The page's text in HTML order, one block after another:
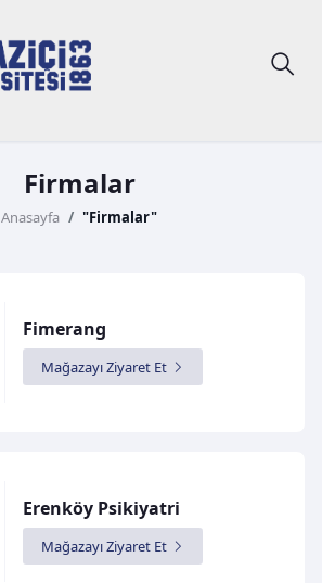
Firmalar
Anasayfa "Firmalar"
Fimerang
Mağazayı Ziyaret Et
Erenköy Psikiyatri
Mağazayı Ziyaret Et